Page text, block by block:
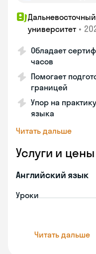
университет •
Обладает
часов
Помогает
границей
Упор на
языка
Читать дальше
Услуги и цены
Английский язык
Уроки
Читать дальше